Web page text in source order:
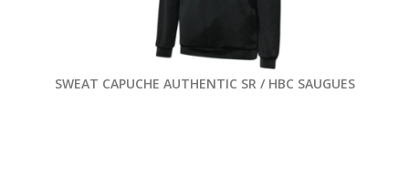
SWEAT CAPUCHE AUTHENTIC SR / HBC SAUGUES